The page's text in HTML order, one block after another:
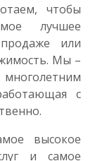
чтобы
лучшее
или
Мы –
с
высокое
и самое